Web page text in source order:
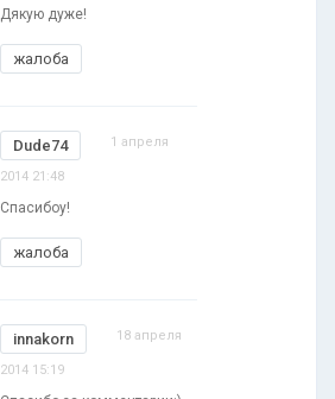
Дякую дуже!
жалоба
Dude74 1 апреля
2014 21:48
Спасибоу!
жалоба
innakorn 18 апреля
2014 15:19